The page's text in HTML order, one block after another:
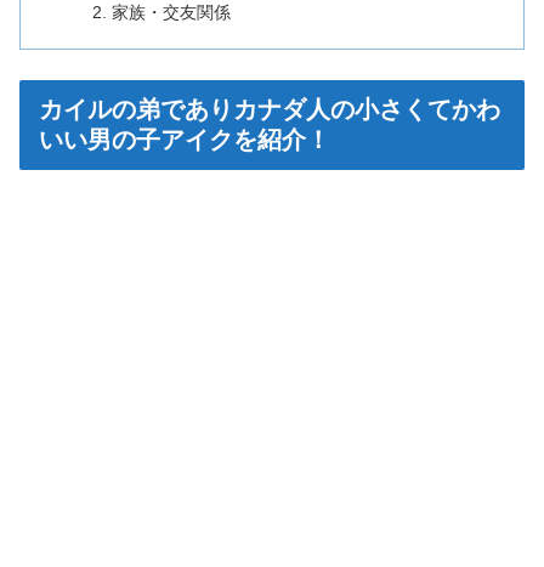
家族・交友関係
カイルの弟でありカナダ人の小さくてかわ
いい男の子アイクを紹介！